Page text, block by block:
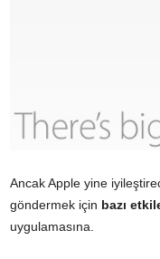
Ancak Apple yine
göndermek için bazı
uygulamasına.